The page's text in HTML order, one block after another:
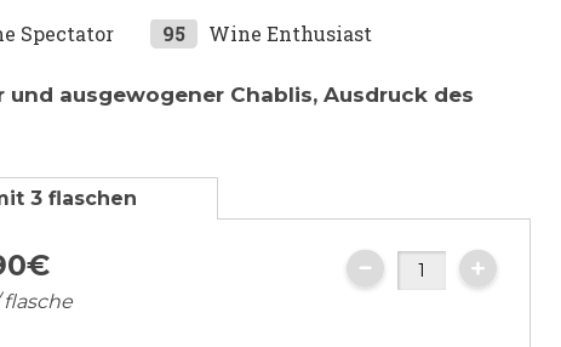
Spectator 95 Wine Enthusiast
und ausgewogener Chablis, Ausdruck des
3 flaschen
€